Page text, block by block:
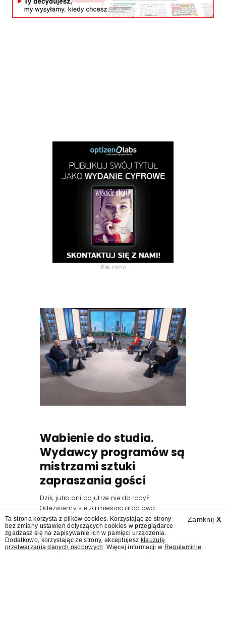
Reklama
Wabienie do studia.
Wydawcy programów są
mistrzami sztuki
zapraszania gości
Dziś, jutro ani pojutrze nie da rady?
Odezwiemy się za miesiąc albo dwa.
Wydawcy programów są mistrzami sztuki
zapraszania gości.
Zamknij X
Ta strona korzysta z plików cookies. Korzystając ze strony
bez zmiany ustawień dotyczących cookies w przeglądarce
zgadzasz się na zapisywanie ich w pamięci urządzenia.
Dodatkowo, korzystając ze strony, akceptujesz klauzulę
przetwarzania danych osobowych . Więcej informacji w Regulaminie.